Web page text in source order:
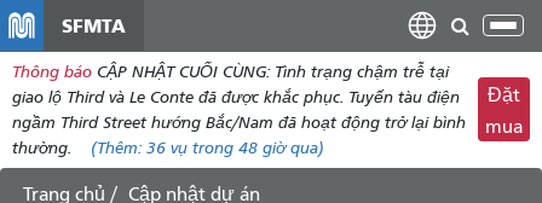
dung
SFMTA
Thông báo CẬP NHẬT CUỐI CÙNG: Tình trạng chậm trễ tại
giao lộ Third và Le Conte đã được khắc phục. Tuyến tàu điện
ngầm Third Street hướng Bắc/Nam đã hoạt động trở lại bình
thường.
(Thêm: 36 vụ trong 48 giờ qua)
Đặt
mua
Trang chủ
Cập nhật dự án